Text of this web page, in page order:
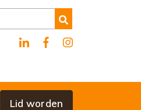
Lid worden